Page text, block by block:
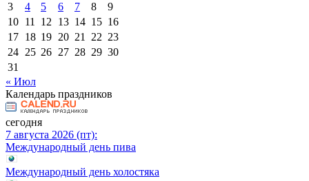
3
4 5 6 7 8
9
10 11 12 13 14 15 16
17 18 19 20 21 22 23
24 25 26 27 28 29 30
31
« Июл
Календарь праздников
сегодня
7 августа 2026 (пт):
Международный день пива
Международный день холостяка